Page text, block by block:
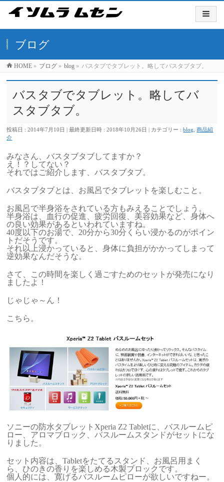
ブログ
HOME » ブログ » blog » バスタブでタブレット。略してバスタブタブ。
バスタブでタブレット。略してバ
スタブタブ。
投稿日 : 2014年7月10日 最終更新日時 : 2018年10月26日 カテゴリー :blog ,商品紹
介
みなさん、バスタブタブしてますか？
え！？してない？
それではご紹介します、バスタブタブ。
バスタブタブとは、お風呂でタブレットを楽しむこと。
お風呂で半身浴をされている方もみえることでしょう。
半身浴は、血行の促進、疲労回復、美容効果など、身体へ
の良い効果があるといわれていますね。
40度以下のお湯で、20分から30分くらい浸かるのがポイン
トだそうです。
それ以上浸かっていると、身体に負担がかかってしまって
逆効果なんだそうな。
さて、この時間を楽しく過ごすためのセットが発売になり
ましたよ！
じゃじゃ～ん！
こちら。
ソニーの防水タブレットXperia Z2 Tabletに、バスルームピ
ロー、アロマブロック、バスルームスタンドがセットにな
りました。
セット内容は、Tabletをたてるスタンド、お風呂用まく
ら、ひのきの香りを楽しめる木製ブロックです。
個人的には、寛げるバスルームピローが欲しいですねー。